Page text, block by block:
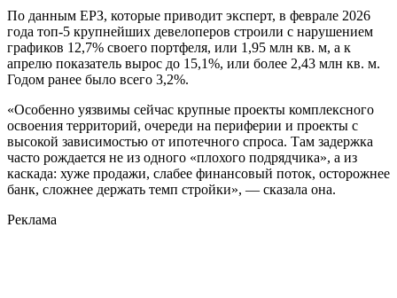
По данным ЕРЗ, которые приводит эксперт, в феврале 2026
года топ-5 крупнейших девелоперов строили с нарушением
графиков 12,7% своего портфеля, или 1,95 млн кв. м, а к
апрелю показатель вырос до 15,1%, или более 2,43 млн кв. м.
Годом ранее было всего 3,2%.
«Особенно уязвимы сейчас крупные проекты комплексного
освоения территорий, очереди на периферии и проекты с
высокой зависимостью от ипотечного спроса. Там задержка
часто рождается не из одного «плохого подрядчика», а из
каскада: хуже продажи, слабее финансовый поток, осторожнее
банк, сложнее держать темп стройки», — сказала она.
Реклама